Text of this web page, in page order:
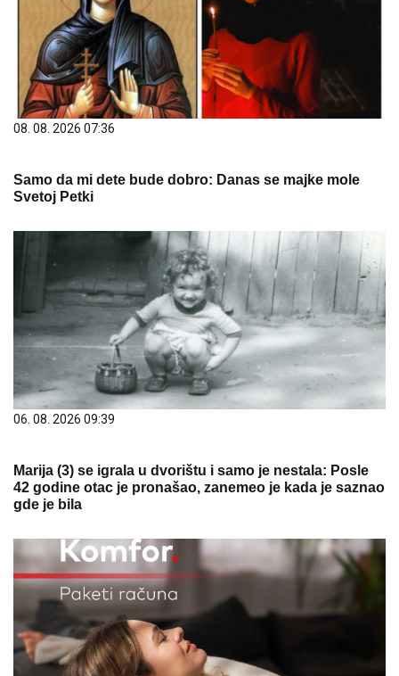
08. 08. 2026 07:36
Samo da mi dete bude dobro: Danas se majke mole
Svetoj Petki
06. 08. 2026 09:39
Marija (3) se igrala u dvorištu i samo je nestala: Posle
42 godine otac je pronašao, zanemeo je kada je saznao
gde je bila